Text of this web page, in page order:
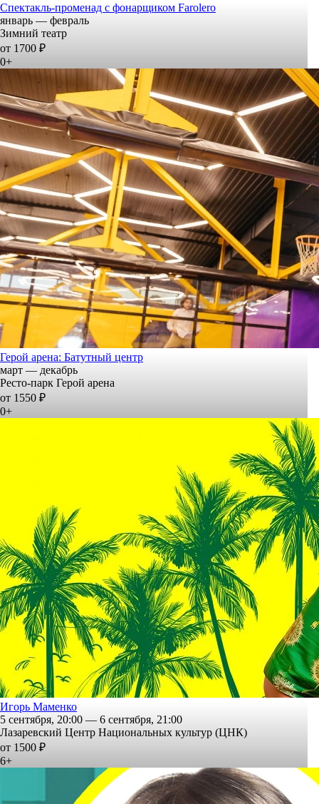
Спектакль-променад с фонарщиком Farolero
январь — февраль
Зимний театр
от 1700 ₽
0+
Герой арена: Батутный центр
март — декабрь
Ресто-парк Герой арена
от 1550 ₽
0+
Игорь Маменко
5 сентября, 20:00 — 6 сентября, 21:00
Лазаревский Центр Национальных культур (ЦНК)
от 1500 ₽
6+